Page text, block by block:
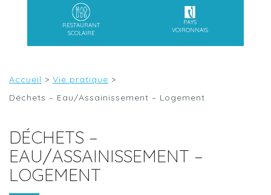
RESTAURANT
SCOLAIRE
PAYS
VOIRONNAIS
Accueil > Vie pratique >
Déchets – Eau/Assainissement – Logement
DÉCHETS –
EAU/ASSAINISSEMENT –
LOGEMENT